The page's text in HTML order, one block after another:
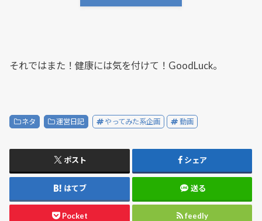
それではまた！健康には気を付けて！GoodLuck。
ネタ 運営日記 やってみた系企画 動画
ポスト シェア
はてブ 送る
Pocket feedly